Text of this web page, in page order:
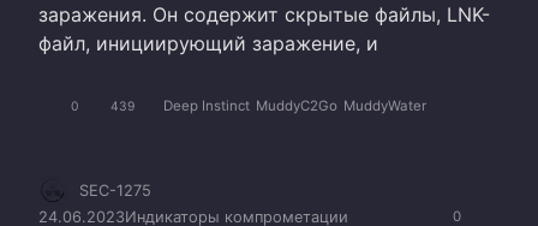
заражения. Он содержит скрытые файлы, LNK-
файл, инициирующий заражение, и
0 439 Deep Instinct MuddyC2Go MuddyWater
0
SEC-1275
24.06.2023Индикаторы компрометации